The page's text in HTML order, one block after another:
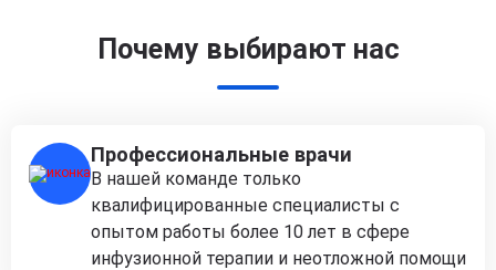
Почему выбирают нас
Профессиональные врачи
В нашей команде только
квалифицированные специалисты с
опытом работы более 10 лет в сфере
инфузионной терапии и неотложной помощи